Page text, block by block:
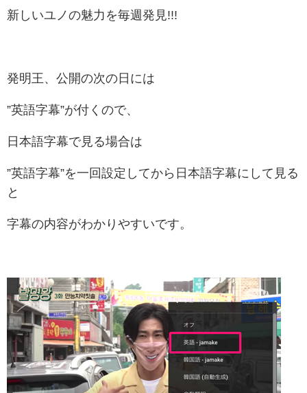
新しいユノの魅力を毎週発見!!!
発明王、公開の次の日には
”英語字幕”が付くので、
日本語字幕で見る場合は
”英語字幕”を一回設定してから日本語字幕にして見る
と
字幕の内容がわかりやすいです。